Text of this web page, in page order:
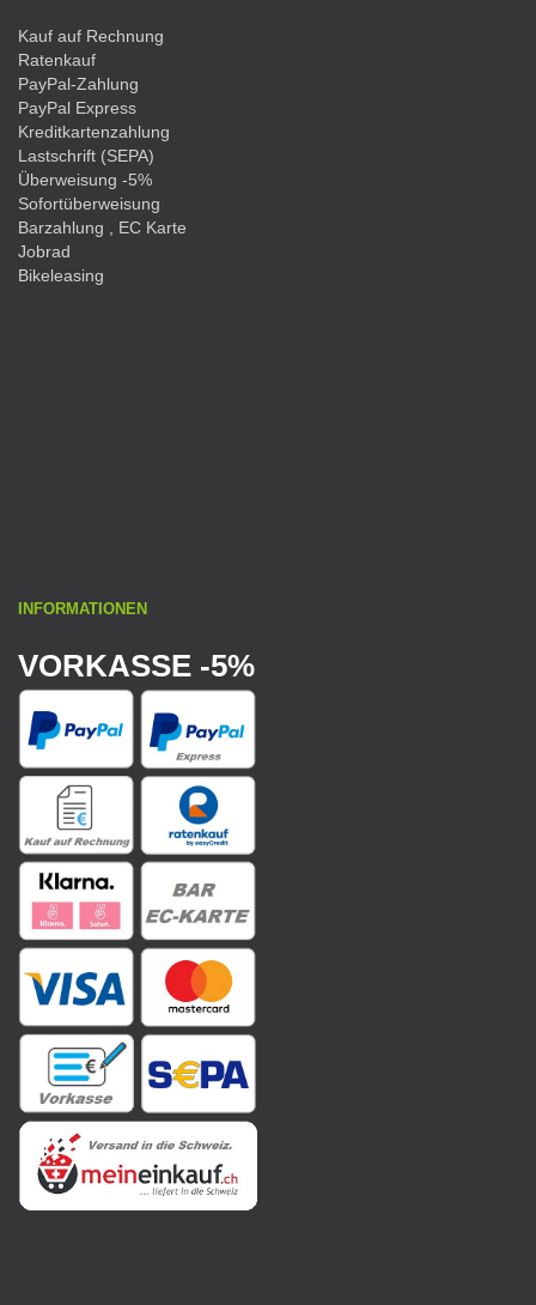
Kauf auf Rechnung
Ratenkauf
PayPal-Zahlung
PayPal Express
Kreditkartenzahlung
Lastschrift (SEPA)
Überweisung -5%
Sofortüberweisung
Barzahlung , EC Karte
Jobrad
Bikeleasing
INFORMATIONEN
VORKASSE -5%